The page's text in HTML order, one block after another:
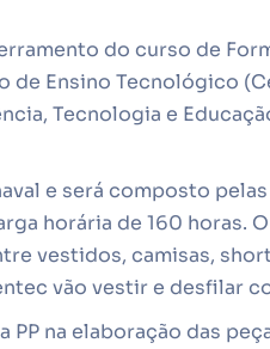
do curso de
Ensino Tecnológico
Tecnologia e
e será composto
horária de 160 horas.
vestidos, camisas,
vão vestir e desfilar
PP na elaboração das